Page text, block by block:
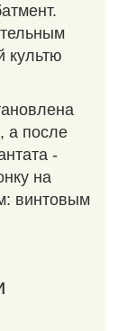
культю
а после
-
на
винтовым